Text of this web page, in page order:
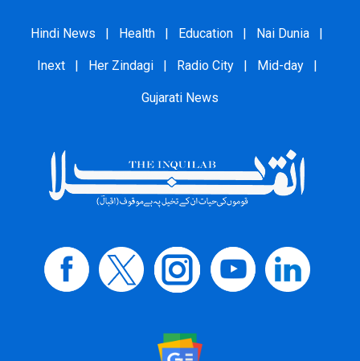
Hindi News | Health | Education | Nai Dunia |
Inext | Her Zindagi | Radio City | Mid-day |
Gujarati News